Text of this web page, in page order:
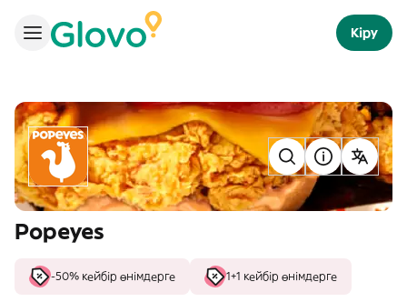
Кіру
Popeyes
-50% кейбір өнімдерге 1+1 кейбір өнімдерге